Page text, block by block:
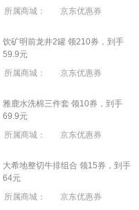
所属商城： 京东优惠券
饮矿明前龙井2罐 领210券，到手
59.9元
所属商城：
京东优惠券
雅鹿水洗棉三件套 领10券，到手
69.9元
所属商城：
京东优惠券
大希地整切牛排组合 领15券，到手
64元
所属商城：
京东优惠券